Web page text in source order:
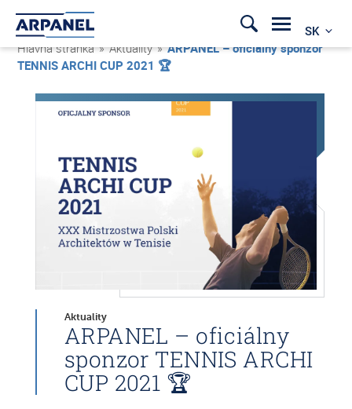
SK
Hlavná stránka » Aktuality »ARPANEL – oficiálny sponzor
TENNIS ARCHI CUP 2021 🏆
Aktuality
ARPANEL – oficiálny
sponzor TENNIS ARCHI
CUP 2021 🏆